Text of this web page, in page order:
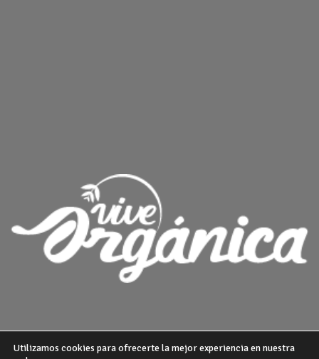
Utilizamos cookies para ofrecerte la mejor experiencia en nuestra